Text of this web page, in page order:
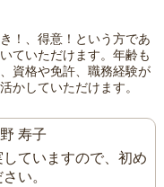
！、得意！という方であ
ていただけます。年齢も
資格や免許、職務経験が
かしていただけます。
寿子
ていますので、初め
い。